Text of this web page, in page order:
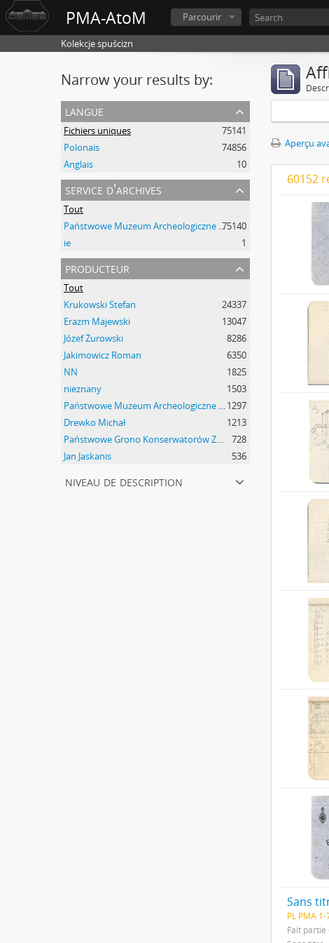
PMA-AtoM Parcourir
Kolekcje spuścizn
Narrow your results by:
langue
Fichiers uniques
75141
Polonais
74856
Anglais
10
service d'archives
Tout
Państwowe Muzeum Archeologiczne w Warszawie75140
ie
1
producteur
Tout
Krukowski Stefan
24337
Erazm Majewski
13047
Józef Żurowski
8286
Jakimowicz Roman
6350
NN
1825
nieznany
1503
Państwowe Muzeum Archeologiczne w Warszawie 1297
Drewko Michał
1213
Państwowe Grono Konserwatorów Zabytków Przedhistorycznych Michał Drewko
728
Jan Jaskanis
536
niveau de description
Aperçu
60152
Sans
PL PMA 1-
Fait partie